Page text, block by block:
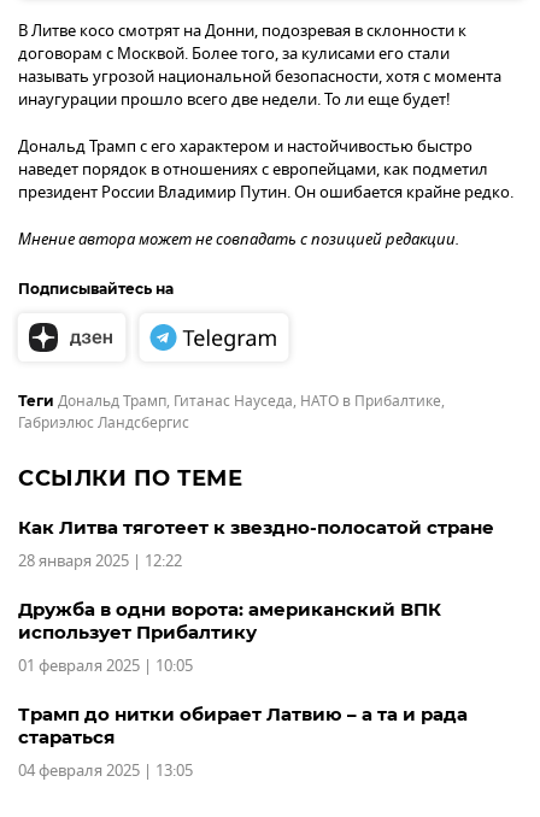
В Литве косо смотрят на Донни, подозревая в склонности к
договорам с Москвой. Более того, за кулисами его стали
называть угрозой национальной безопасности, хотя с момента
инаугурации прошло всего две недели. То ли еще будет!
Дональд Трамп с его характером и настойчивостью быстро
наведет порядок в отношениях с европейцами, как подметил
президент России Владимир Путин. Он ошибается крайне редко.
Мнение автора может не совпадать с позицией редакции.
Подписывайтесь на
Теги Дональд Трамп, Гитанас Науседа, НАТО в Прибалтике,
Габриэлюс Ландсбергис
ССЫЛКИ ПО ТЕМЕ
Как Литва тяготеет к звездно-полосатой стране
28 января 2025 | 12:22
Дружба в одни ворота: американский ВПК
использует Прибалтику
01 февраля 2025 | 10:05
Трамп до нитки обирает Латвию – а та и рада
стараться
04 февраля 2025 | 13:05